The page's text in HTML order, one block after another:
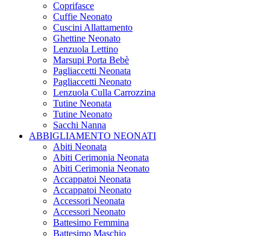
Coprifasce
Cuffie Neonato
Cuscini Allattamento
Ghettine Neonato
Lenzuola Lettino
Marsupi Porta Bebè
Pagliaccetti Neonata
Pagliaccetti Neonato
Lenzuola Culla Carrozzina
Tutine Neonata
Tutine Neonato
Sacchi Nanna
ABBIGLIAMENTO NEONATI
Abiti Neonata
Abiti Cerimonia Neonata
Abiti Cerimonia Neonato
Accappatoi Neonata
Accappatoi Neonato
Accessori Neonata
Accessori Neonato
Battesimo Femmina
Battesimo Maschio